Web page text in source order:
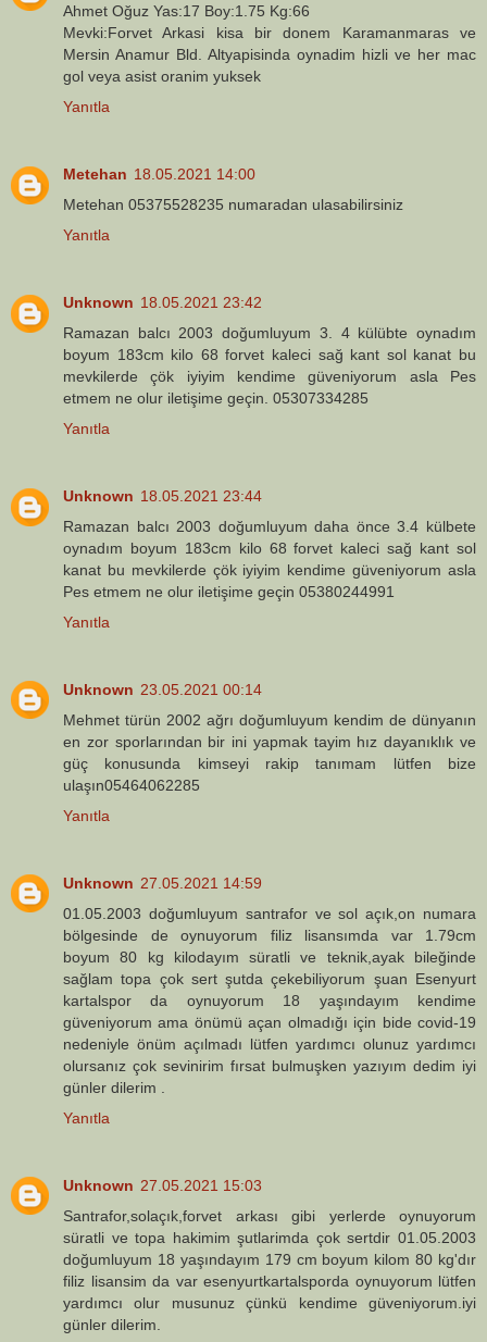
Ahmet Oğuz Yas:17 Boy:1.75 Kg:66
Mevki:Forvet Arkasi kisa bir donem Karamanmaras ve
Mersin Anamur Bld. Altyapisinda oynadim hizli ve her mac
gol veya asist oranim yuksek
Yanıtla
Metehan 18.05.2021 14:00
Metehan 05375528235 numaradan ulasabilirsiniz
Yanıtla
Unknown 18.05.2021 23:42
Ramazan balcı 2003 doğumluyum 3. 4 külübte oynadım
boyum 183cm kilo 68 forvet kaleci sağ kant sol kanat bu
mevkilerde çök iyiyim kendime güveniyorum asla Pes
etmem ne olur iletişime geçin. 05307334285
Yanıtla
Unknown 18.05.2021 23:44
Ramazan balcı 2003 doğumluyum daha önce 3.4 külbete
oynadım boyum 183cm kilo 68 forvet kaleci sağ kant sol
kanat bu mevkilerde çök iyiyim kendime güveniyorum asla
Pes etmem ne olur iletişime geçin 05380244991
Yanıtla
Unknown 23.05.2021 00:14
Mehmet türün 2002 ağrı doğumluyum kendim de dünyanın
en zor sporlarından bir ini yapmak tayim hız dayanıklık ve
güç konusunda kimseyi rakip tanımam lütfen bize
ulaşın05464062285
Yanıtla
Unknown 27.05.2021 14:59
01.05.2003 doğumluyum santrafor ve sol açık,on numara
bölgesinde de oynuyorum filiz lisansımda var 1.79cm
boyum 80 kg kilodayım süratli ve teknik,ayak bileğinde
sağlam topa çok sert şutda çekebiliyorum şuan Esenyurt
kartalspor da oynuyorum 18 yaşındayım kendime
güveniyorum ama önümü açan olmadığı için bide covid-19
nedeniyle önüm açılmadı lütfen yardımcı olunuz yardımcı
olursanız çok sevinirim fırsat bulmuşken yazıyım dedim iyi
günler dilerim .
Yanıtla
Unknown 27.05.2021 15:03
Santrafor,solaçık,forvet arkası gibi yerlerde oynuyorum
süratli ve topa hakimim şutlarimda çok sertdir 01.05.2003
doğumluyum 18 yaşındayım 179 cm boyum kilom 80 kg'dır
filiz lisansim da var esenyurtkartalsporda oynuyorum lütfen
yardımcı olur musunuz çünkü kendime güveniyorum.iyi
günler dilerim.